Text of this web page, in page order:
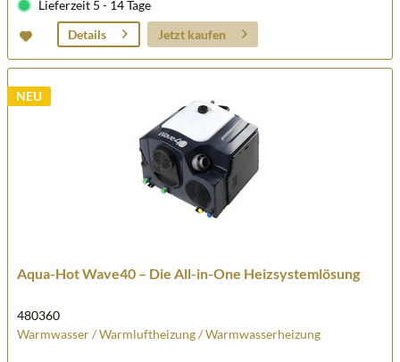
Lieferzeit 5 - 14 Tage
Details
Jetzt kaufen
NEU
Aqua-Hot Wave40 – Die All-in-One Heizsystemlösung
480360
Warmwasser / Warmluftheizung / Warmwasserheizung